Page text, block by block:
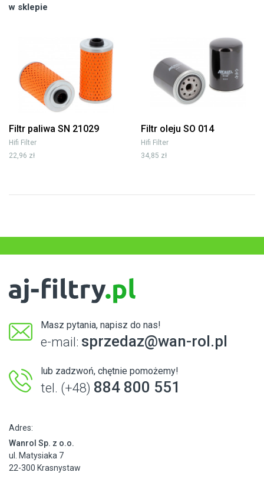
w sklepie
Filtr paliwa SN 21029
Hifi Filter
22,96 zł
Filtr oleju SO 014
Hifi Filter
34,85 zł
Masz pytania, napisz do nas!
e-mail: sprzedaz@wan-rol.pl
lub zadzwoń, chętnie pomożemy!
tel. (+48) 884 800 551
Adres:
Wanrol Sp. z o.o.
ul. Matysiaka 7
22-300 Krasnystaw